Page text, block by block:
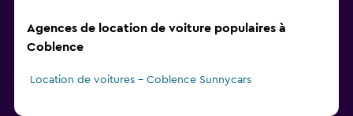
Agences de location de voiture populaires à
Coblence
Location de voitures - Coblence Sunnycars